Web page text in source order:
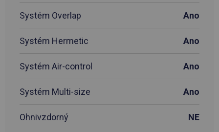
Systém Overlap Ano
Systém Hermetic Ano
Systém Air-control Ano
Systém Multi-size Ano
Ohnivzdorný NE